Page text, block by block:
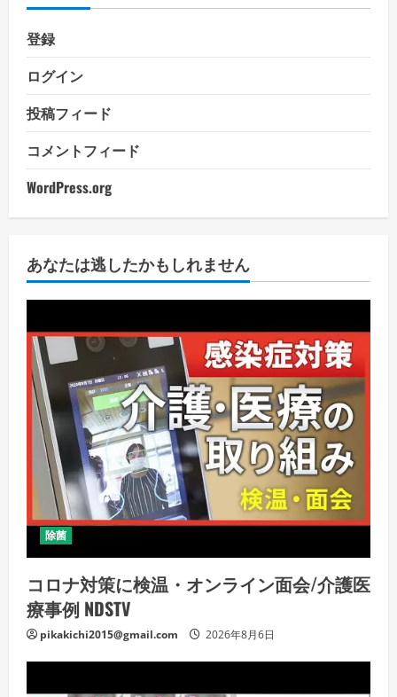
登録
ログイン
投稿フィード
コメントフィード
WordPress.org
あなたは逃したかもしれません
除菌
コロナ対策に検温・オンライン面会/介護医
療事例 NDSTV
pikakichi2015@gmail.com 2026年8月6日